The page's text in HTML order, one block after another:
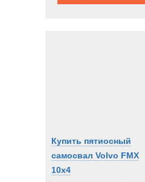
Купить пятиосный
самосвал Volvo FMX
10x4